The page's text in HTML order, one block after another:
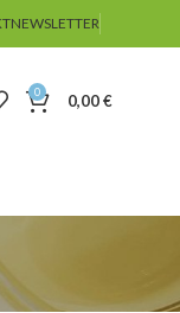
NEWSLETTER
0 0,00€